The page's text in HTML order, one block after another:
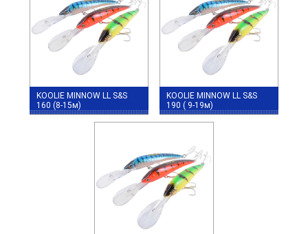
KOOLIE MINNOW LL S&S
160 (8-15м)
KOOLIE MINNOW LL S&S
190 ( 9-19м)